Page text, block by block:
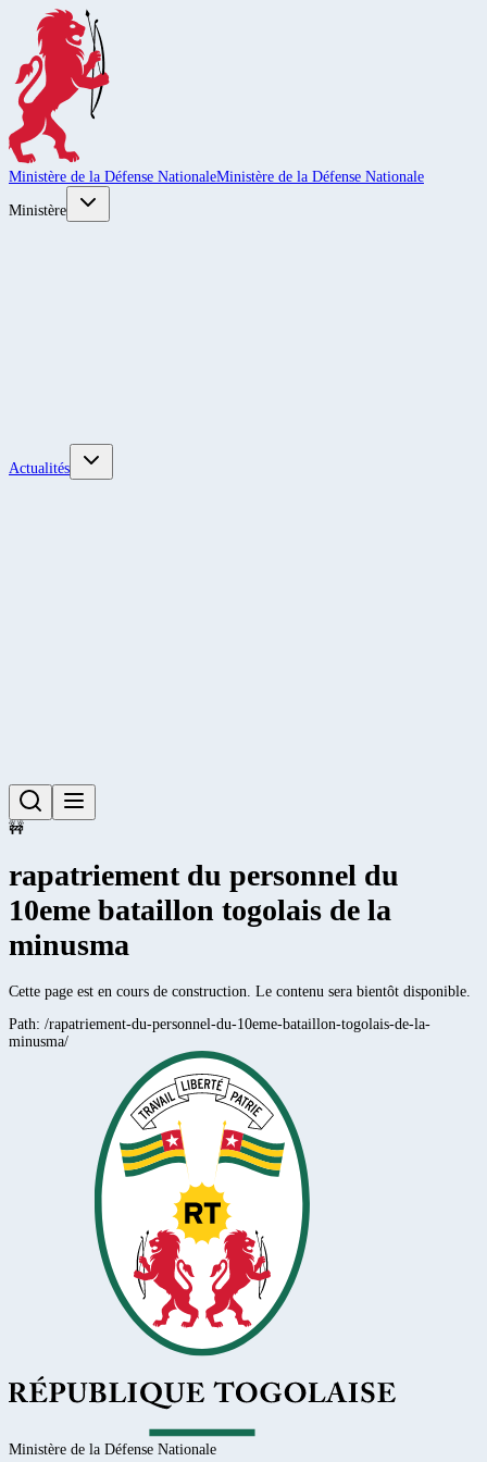
Ministère de la Défense NationaleMinistère de la Défense Nationale
Ministère
Actualités
🚧
rapatriement du personnel du
10eme bataillon togolais de la
minusma
Cette page est en cours de construction. Le contenu sera bientôt disponible.
Path: /rapatriement-du-personnel-du-10eme-bataillon-togolais-de-la-
minusma/
Ministère de la Défense Nationale